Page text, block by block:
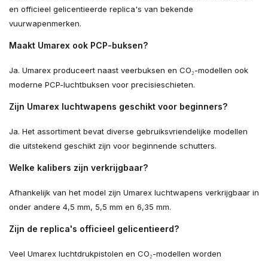
en officieel gelicentieerde replica's van bekende
vuurwapenmerken.
Maakt Umarex ook PCP-buksen?
Ja. Umarex produceert naast veerbuksen en CO₂-modellen ook
moderne PCP-luchtbuksen voor precisieschieten.
Zijn Umarex luchtwapens geschikt voor beginners?
Ja. Het assortiment bevat diverse gebruiksvriendelijke modellen
die uitstekend geschikt zijn voor beginnende schutters.
Welke kalibers zijn verkrijgbaar?
Afhankelijk van het model zijn Umarex luchtwapens verkrijgbaar in
onder andere 4,5 mm, 5,5 mm en 6,35 mm.
Zijn de replica's officieel gelicentieerd?
Veel Umarex luchtdrukpistolen en CO₂-modellen worden